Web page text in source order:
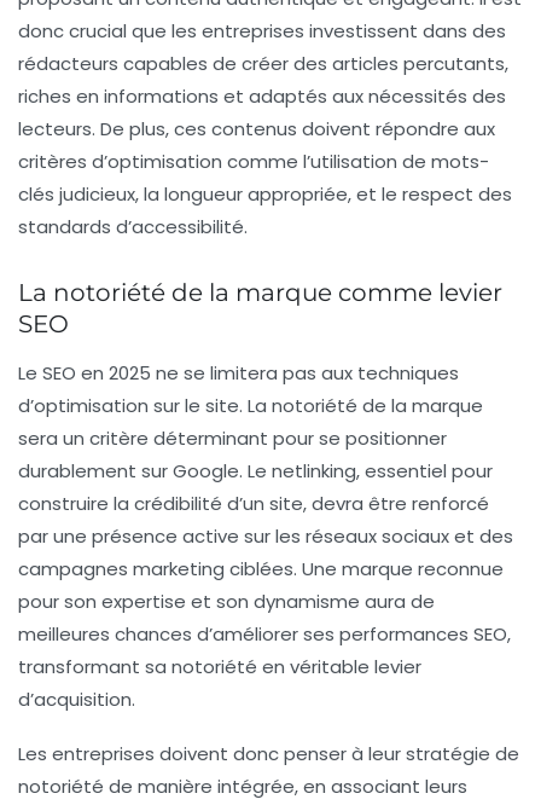
donc crucial que les entreprises investissent dans des
rédacteurs capables de créer des articles percutants,
riches en informations et adaptés aux nécessités des
lecteurs. De plus, ces contenus doivent répondre aux
critères d’optimisation comme l’utilisation de mots-
clés judicieux, la longueur appropriée, et le respect des
standards d’accessibilité.
La notoriété de la marque comme levier
SEO
Le SEO en 2025 ne se limitera pas aux techniques
d’optimisation sur le site. La notoriété de la marque
sera un critère déterminant pour se positionner
durablement sur Google. Le netlinking, essentiel pour
construire la crédibilité d’un site, devra être renforcé
par une présence active sur les réseaux sociaux et des
campagnes marketing ciblées. Une marque reconnue
pour son expertise et son dynamisme aura de
meilleures chances d’améliorer ses performances SEO,
transformant sa notoriété en véritable levier
d’acquisition.
Les entreprises doivent donc penser à leur stratégie de
notoriété de manière intégrée, en associant leurs